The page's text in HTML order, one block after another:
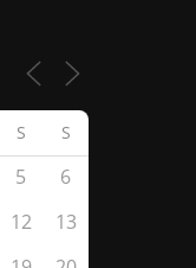
S S
5
6
12
13